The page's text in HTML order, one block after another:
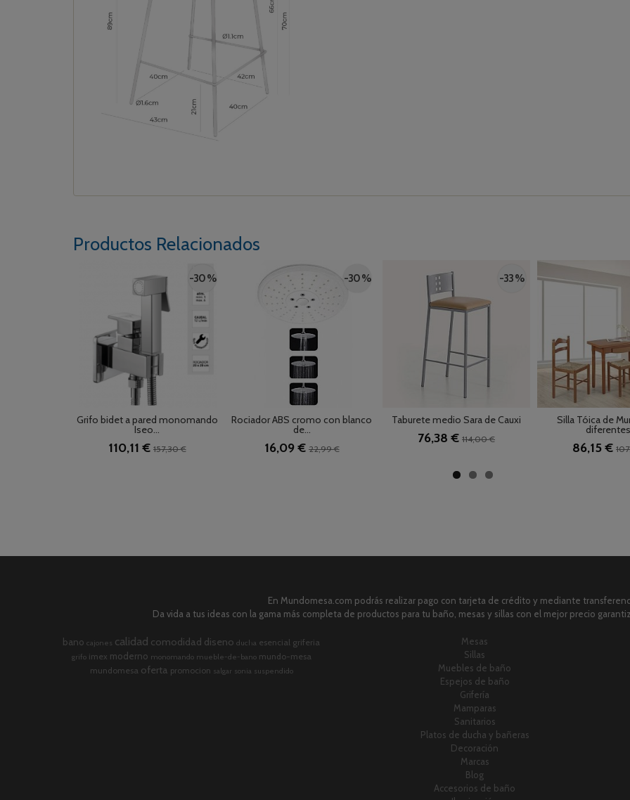
Productos Relacionados
-30 %
Grifo bidet a pared monomando
Iseo...
110,11 € 157,30 €
-30 %
Rociador ABS cromo con blanco
de...
16,09 € 22,99 €
-33 %
Taburete medio Sara de Cauxi
76,38 € 114,00 €
Silla Tóica de
86,15 €
En Mundomesa.com podrás realizar pago con tarjeta de crédito y mediante
Da vida a tus ideas con la gama más completa de productos para tu baño, mesas y sillas con el mejor precio
bano cajones calidad comodidad diseno ducha esencial griferia
grifo imex moderno monomando mueble-de-bano mundo-mesa
mundomesa oferta promocion salgar sonia suspendido
Mesas
Sillas
Muebles de baño
Espejos de baño
Grifería
Mamparas
Sanitarios
Platos de ducha y bañeras
Decoración
Marcas
Blog
Accesorios de baño